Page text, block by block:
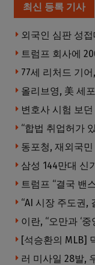
최신 등록 기사
77세 리처드 기
이란, “오만과 ‘
러 미사일 28발,